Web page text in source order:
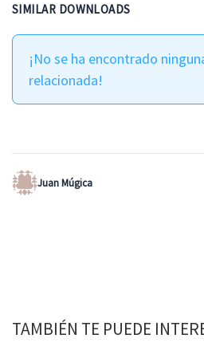
SIMILAR DOWNLOADS
¡No se ha encontrado
relacionada!
Juan Múgica
TAMBIÉN TE PUEDE